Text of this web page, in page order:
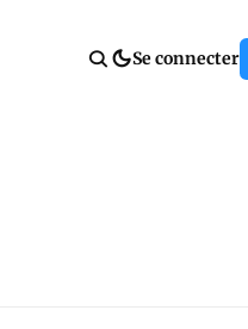
Se connecter